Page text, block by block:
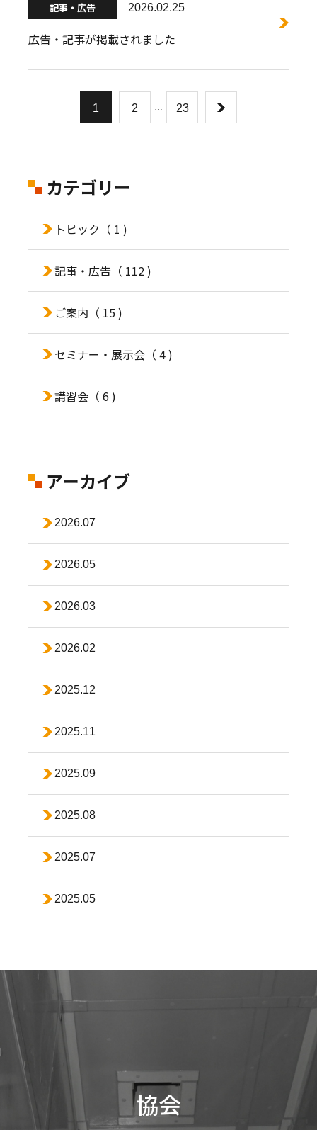
記事・広告 2026.02.25
広告・記事が掲載されました
1 2 … 23
カテゴリー
トピック （ 1 )
記事・広告 （ 112 )
ご案内 （ 15 )
セミナー・展示会（ 4 )
講習会（ 6 )
アーカイブ
2026.07
2026.05
2026.03
2026.02
2025.12
2025.11
2025.09
2025.08
2025.07
2025.05
協会